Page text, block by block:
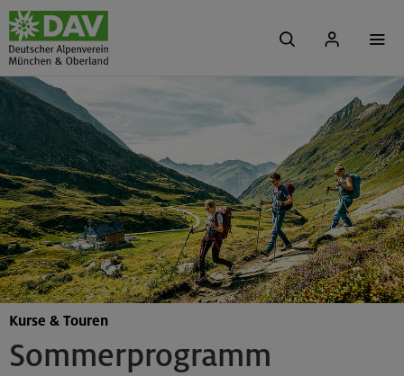
Sommerprogramm
Kurse & Touren